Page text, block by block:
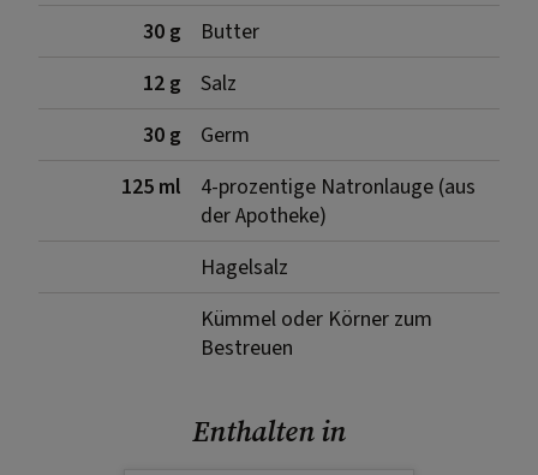
30 g
Butter
12 g
Salz
30 g
Germ
125 ml
4-prozentige Natronlauge (aus
der Apotheke)
Hagelsalz
Kümmel oder Körner zum
Bestreuen
Enthalten in